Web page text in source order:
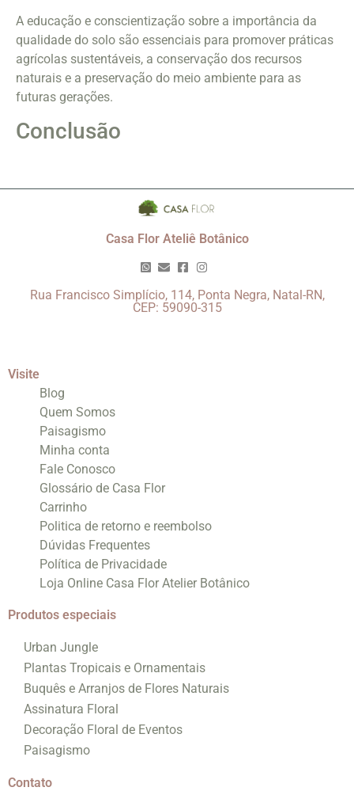
A educação e conscientização sobre a importância da
qualidade do solo são essenciais para promover práticas
agrícolas sustentáveis, a conservação dos recursos
naturais e a preservação do meio ambiente para as
futuras gerações.
Conclusão
Casa Flor Ateliê Botânico
Rua Francisco Simplício, 114, Ponta Negra, Natal-RN,
CEP: 59090-315
Visite
Blog
Quem Somos
Paisagismo
Minha conta
Fale Conosco
Glossário de Casa Flor
Carrinho
Politica de retorno e reembolso
Dúvidas Frequentes
Política de Privacidade
Loja Online Casa Flor Atelier Botânico
Produtos especiais
Urban Jungle
Plantas Tropicais e Ornamentais
Buquês e Arranjos de Flores Naturais
Assinatura Floral
Decoração Floral de Eventos
Paisagismo
Contato